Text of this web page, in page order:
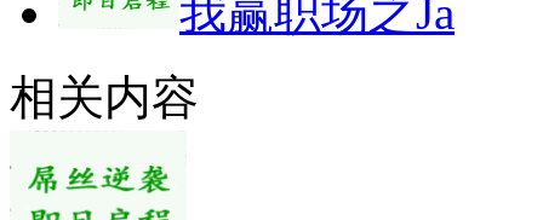
我赢职场之Ja
相关内容